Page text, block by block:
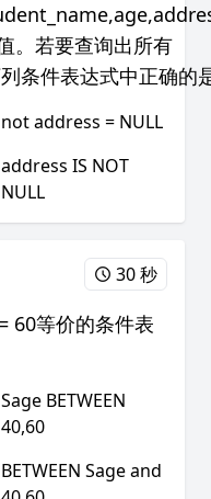
。若要查询出所有
条件表达式中正确的
not address = NULL
address IS NOT
NULL
30 秒
60等价的条件表
Sage BETWEEN
40,60
BETWEEN Sage and